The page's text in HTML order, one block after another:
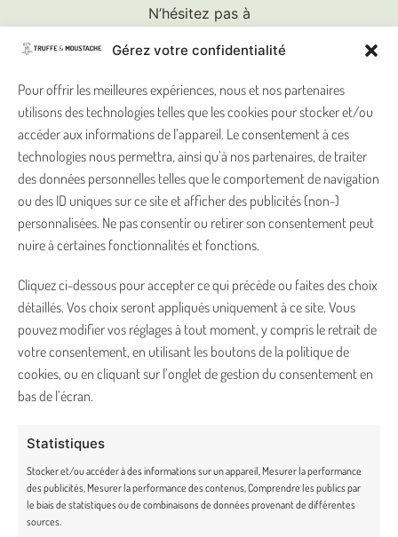
Gérez votre confidentialité
Pour offrir les meilleures expériences, nous et nos partenaires
utilisons des technologies telles que les cookies pour stocker et/ou
accéder aux informations de l’appareil. Le consentement à ces
technologies nous permettra, ainsi qu’à nos partenaires, de traiter
des données personnelles telles que le comportement de navigation
ou des ID uniques sur ce site et afficher des publicités (non-)
personnalisées. Ne pas consentir ou retirer son consentement peut
nuire à certaines fonctionnalités et fonctions.
Cliquez ci-dessous pour accepter ce qui précède ou faites des choix
détaillés. Vos choix seront appliqués uniquement à ce site. Vous
pouvez modifier vos réglages à tout moment, y compris le retrait de
votre consentement, en utilisant les boutons de la politique de
cookies, ou en cliquant sur l’onglet de gestion du consentement en
bas de l’écran.
Statistiques
Stocker et/ou accéder à des informations sur un appareil, Mesurer la performance
des publicités, Mesurer la performance des contenus, Comprendre les publics par
le biais de statistiques ou de combinaisons de données provenant de différentes
sources.
N’hésitez pas à
TRUFFE & MOUSTACHE
Notre histoire
Notre concept
Témoignages
Notre boutique en ligne
Où nous trouver ?
Foire aux Questions
Carte cadeau